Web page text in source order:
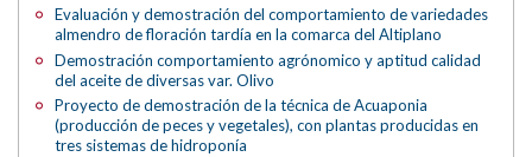
Evaluación y demostración del comportamiento de variedades
almendro de floración tardía en la comarca del Altiplano
Demostración comportamiento agrónomico y aptitud calidad
del aceite de diversas var. Olivo
Proyecto de demostración de la técnica de Acuaponia
(producción de peces y vegetales), con plantas producidas en
tres sistemas de hidroponía